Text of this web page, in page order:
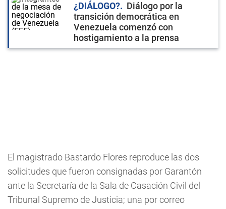
¿DIÁLOGO?
Diálogo por la
transición democrática en
Venezuela comenzó con
hostigamiento a la prensa
El magistrado Bastardo Flores reproduce las dos
solicitudes que fueron consignadas por Garantón
ante la Secretaría de la Sala de Casación Civil del
Tribunal Supremo de Justicia; una por correo